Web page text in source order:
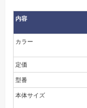
内容
カラー
定価
型番
本体サイズ